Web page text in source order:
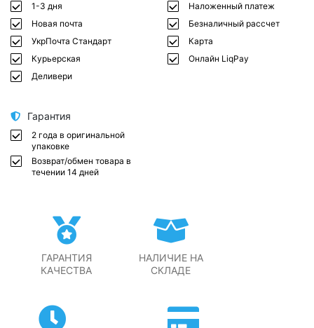
1-3 дня
Новая почта
УкрПочта Стандарт
Курьерская
Деливери
Наложенный платеж
Безналичный рассчет
Карта
Онлайн LiqPay
Гарантия
2 года в оригинальной
упаковке
Возврат/обмен товара в
течении 14 дней
ГАРАНТИЯ
КАЧЕСТВА
НАЛИЧИЕ НА
СКЛАДЕ